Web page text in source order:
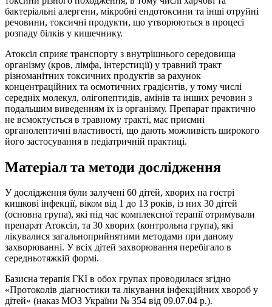
бактеріальні алергени, мікробні ендотоксини та інші отруйні
речовини, токсичні продукти, що утворюються в процесі
розпаду білків у кишечнику.
Атоксіл сприяє транспорту з внутрішнього середовища
організму (кров, лімфа, інтерстиції) у травний тракт
різноманітних токсичних продуктів за рахунок
концентраційних та осмотичних градієнтів, у тому числі
середніх молекул, олігопептидів, амінів та інших речовин з
подальшим виведенням їх із організму. Препарат практично
не всмоктується в травному тракті, має приємні
органолептичні властивості, що дають можливість широкого
його застосування в педіатричній практиці.
Матеріал та методи дослідження
У дослідження були залучені 60 дітей, хворих на гострі
кишкові інфекції, віком від 1 до 13 років, із них 30 дітей
(основна група), які під час комплексної терапії отримували
препарат Атоксіл, та 30 хворих (контрольна група), які
лікувалися загальноприйнятими методами при даному
захворюванні. У всіх дітей захворювання перебігало в
середньотяжкій формі.
Базисна терапія ГКІ в обох групах проводилася згідно
«Протоколів діагностики та лікування інфекційних хвороб у
дітей» (наказ МОЗ України № 354 від 09.07.04 р.).